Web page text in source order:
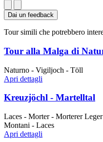
Dai un feedback
Tour simili che potrebbero
Tour alla Malga di
Naturno - Vigiljoch - Töll
Apri dettagli
Kreuzjöchl - Martelltal
Laces - Morter - Morterer
Montani - Laces
Apri dettagli